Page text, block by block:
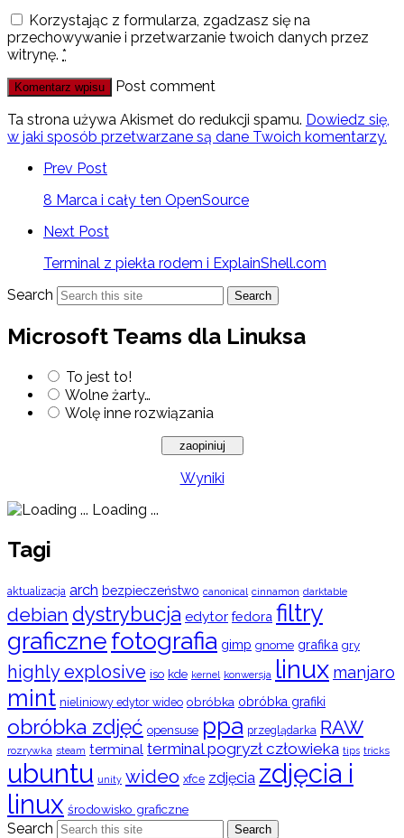
Korzystając z formularza, zgadzasz się na
przechowywanie i przetwarzanie twoich danych przez
witrynę. *
Post comment
Ta strona używa Akismet do redukcji spamu. Dowiedz się,
w jaki sposób przetwarzane są dane Twoich komentarzy.
Prev Post
8 Marca i cały ten OpenSource
Next Post
Terminal z piekła rodem i ExplainShell.com
Search
Search
Microsoft Teams dla Linuksa
To jest to!
Wolne żarty…
Wolę inne rozwiązania
Wyniki
Loading ...
Tagi
aktualizacja arch bezpieczeństwo canonical cinnamon darktable
debian dystrybucja edytor fedora filtry
graficznefotografia gimp gnome grafika gry
highly explosive iso kde kernel konwersja linux manjaro
mint nieliniowy edytor wideo obróbka obróbka grafiki
obróbka zdjęć opensuse ppa przeglądarka RAW
rozrywka steam terminal terminal pogryzł człowieka tips tricks
ubuntu unity wideo xfce zdjęcia zdjęcia i
linux środowisko graficzne
Search Search